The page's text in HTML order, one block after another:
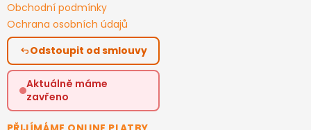
Obchodní podmínky
Ochrana osobních údajů
Odstoupit od smlouvy
Aktuálně máme
zavřeno